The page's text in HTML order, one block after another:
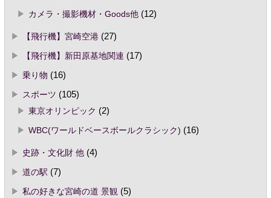
カメラ・撮影機材・Goods他(12)
【飛行機】宮崎空港(27)
【飛行機】新田原基地関連 (17)
乗り物 (16)
スポーツ (105)
東京オリンピック (2)
WBC(ワールドベースボールクラシック) (16)
史跡・文化財 他(4)
道の駅 (7)
私の好きな宮崎の道 景観 (5)